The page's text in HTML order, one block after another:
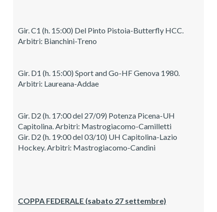
Gir. C1 (h. 15:00) Del Pinto Pistoia-Butterfly HCC.
Arbitri: Bianchini-Treno
Gir. D1 (h. 15:00) Sport and Go-HF Genova 1980.
Arbitri: Laureana-Addae
Gir. D2 (h. 17:00 del 27/09) Potenza Picena-UH
Capitolina. Arbitri: Mastrogiacomo-Camilletti
Gir. D2 (h. 19:00 del 03/10) UH Capitolina-Lazio
Hockey. Arbitri: Mastrogiacomo-Candini
COPPA FEDERALE (sabato 27 settembre)